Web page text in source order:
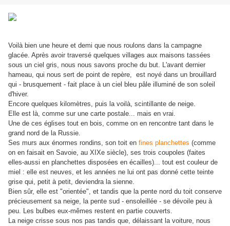
Voilà bien une heure et demi que nous roulons dans la campagne
glacée. Après avoir traversé quelques villages aux maisons tassées
sous un ciel gris, nous nous savons proche du but. L'avant dernier
hameau, qui nous sert de point de repère, est noyé dans un brouillard
qui - brusquement - fait place à un ciel bleu pâle illuminé de son soleil
d'hiver.
Encore quelques kilomètres, puis la voilà, scintillante de neige.
Elle est là, comme sur une carte postale... mais en vrai.
Une de ces églises tout en bois, comme on en rencontre tant dans le
grand nord de la Russie.
Ses murs aux énormes rondins, son toit en fines planchettes (comme
on en faisait en Savoie, au XIXe siècle), ses trois coupoles (faites
elles-aussi en planchettes disposées en écailles)... tout est couleur de
miel : elle est neuves, et les années ne lui ont pas donné cette teinte
grise qui, petit à petit, deviendra la sienne.
Bien sûr, elle est "orientée", et tandis que la pente nord du toit conserve
précieusement sa neige, la pente sud - ensoleillée - se dévoile peu à
peu. Les bulbes eux-mêmes restent en partie couverts.
La neige crisse sous nos pas tandis que, délaissant la voiture, nous